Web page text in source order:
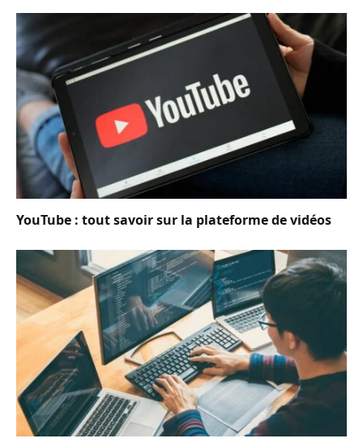
YouTube : tout savoir sur la plateforme de vidéos